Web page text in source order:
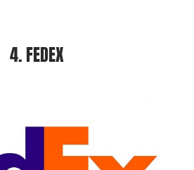
4. FEDEX